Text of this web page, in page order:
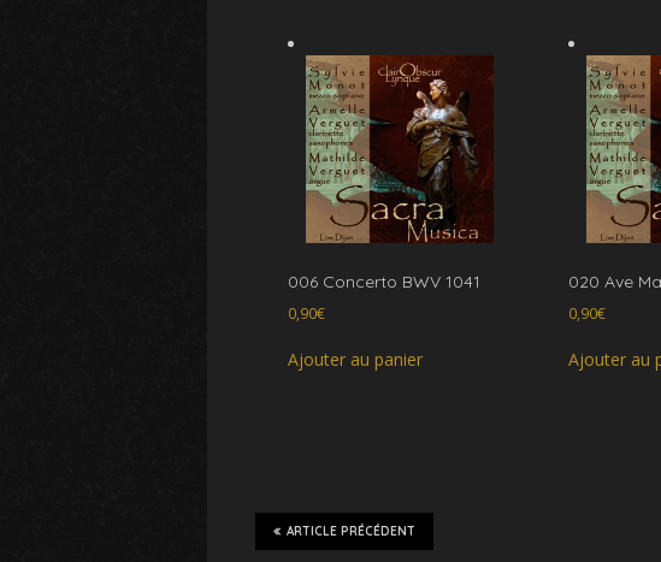
006 Concerto BWV 1041
0,90€
Ajouter au panier
020 Ave
0,90€
Ajouter au
ARTICLE PRÉCÉDENT